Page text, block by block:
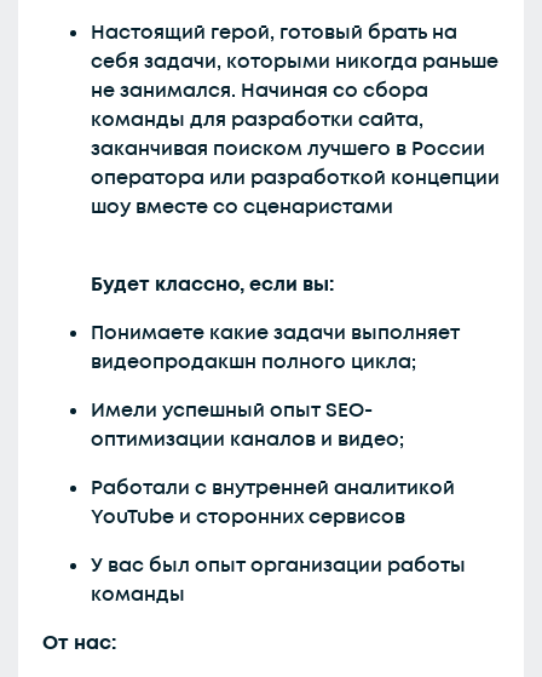
Настоящий герой, готовый брать на
себя задачи, которыми никогда раньше
не занимался. Начиная со сбора
команды для разработки сайта,
заканчивая поиском лучшего в России
оператора или разработкой концепции
шоу вместе со сценаристами
Будет классно, если вы:
Понимаете какие задачи выполняет
видеопродакшн полного цикла;
Имели успешный опыт SEO-
оптимизации каналов и видео;
Работали с внутренней аналитикой
YouTube и сторонних сервисов
У вас был опыт организации работы
команды
От нас: